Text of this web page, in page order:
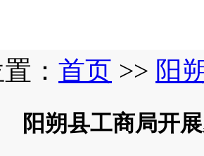
： 首页 >> 阳
阳朔县工商局开